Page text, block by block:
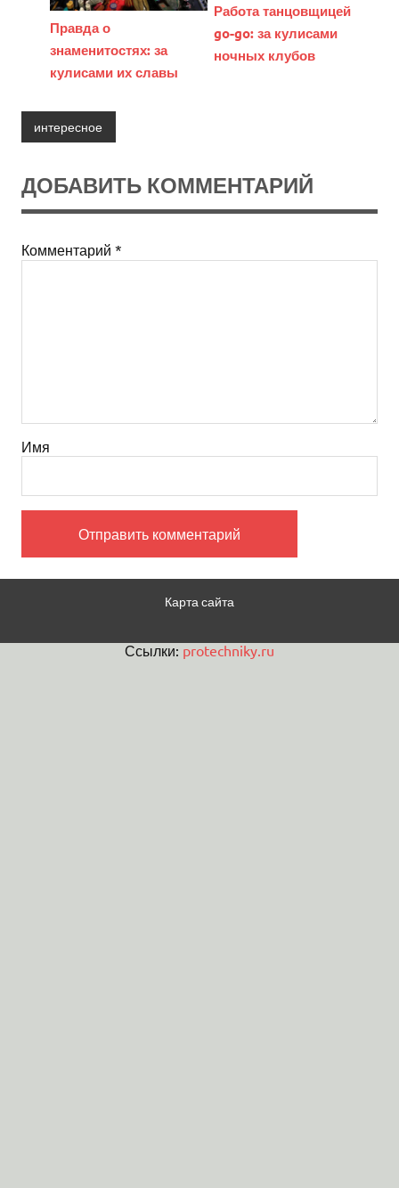
Правда о
знаменитостях: за
кулисами их славы
Работа танцовщицей
go-go: за кулисами
ночных клубов
интересное
ДОБАВИТЬ КОММЕНТАРИЙ
Комментарий *
Имя
Карта сайта
Ссылки: protechniky.ru